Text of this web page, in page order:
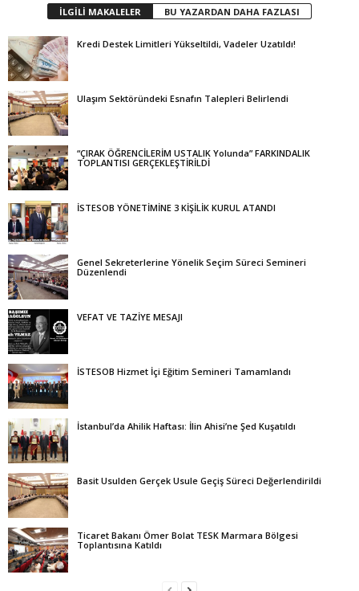
İLGİLİ MAKALELER BU YAZARDAN DAHA FAZLASI
Kredi Destek Limitleri Yükseltildi, Vadeler Uzatıldı!
Ulaşım Sektöründeki Esnafın Talepleri Belirlendi
“ÇIRAK ÖĞRENCİLERİM USTALIK Yolunda” FARKINDALIK
TOPLANTISI GERÇEKLEŞTİRİLDİ
İSTESOB YÖNETİMİNE 3 KİŞİLİK KURUL ATANDI
Genel Sekreterlerine Yönelik Seçim Süreci Semineri
Düzenlendi
VEFAT VE TAZİYE MESAJI
İSTESOB Hizmet İçi Eğitim Semineri Tamamlandı
İstanbul’da Ahilik Haftası: İlin Ahisi’ne Şed Kuşatıldı
Basit Usulden Gerçek Usule Geçiş Süreci Değerlendirildi
Ticaret Bakanı Ömer Bolat TESK Marmara Bölgesi
Toplantısına Katıldı